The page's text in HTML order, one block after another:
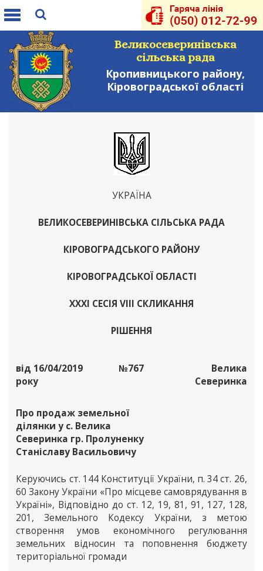
Toggle
Великосеверинівська
сільська рада
Кропивницького району,
Кіровоградської області
УКРАЇНА
ВЕЛИКОСЕВЕРИНІВСЬКА СІЛЬСЬКА РАДА
КІРОВОГРАДСЬКОГО РАЙОНУ
КІРОВОГРАДСЬКОЇ ОБЛАСТІ
XХХІ СЕСІЯ VIII СКЛИКАННЯ
РІШЕННЯ
від 16/04/2019
року
№767
Велика
Северинка
Про продаж земельної
ділянки у с. Велика
Северинка гр. Пролуненку
Станіславу Васильовичу
Керуючись ст. 144 Конституції України, п. 34 ст. 26,
60 Закону України «Про місцеве самоврядування в
Україні», Відповідно до ст. 12, 19, 81, 91, 127, 128,
201, Земельного Кодексу України, з метою
створення умов економічного регулювання
земельних відносин та поповнення бюджету
територіальної громади